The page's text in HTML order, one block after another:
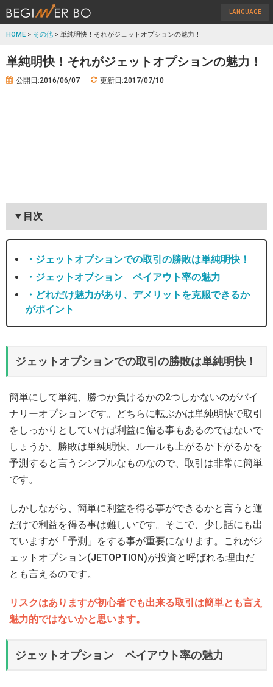
LANGUAGE
HOME > その他 > 単純明快！それがジェットオプションの魅力！
単純明快！それがジェットオプションの魅力！
公開日:2016/06/07 更新日:2017/07/10
▼目次
・ジェットオプションでの取引の勝敗は単純明快！
・ジェットオプション ペイアウト率の魅力
・どれだけ魅力があり、デメリットを克服できるか
がポイント
ジェットオプションでの取引の勝敗は単純明快！
簡単にして単純、勝つか負けるかの2つしかないのがバイ
ナリーオプションです。どちらに転ぶかは単純明快で取引
をしっかりとしていけば利益に偏る事もあるのではないで
しょうか。勝敗は単純明快、ルールも上がるか下がるかを
予測すると言うシンプルなものなので、取引は非常に簡単
です。
しかしながら、簡単に利益を得る事ができるかと言うと運
だけで利益を得る事は難しいです。そこで、少し話にも出
ていますが「予測」をする事が重要になります。これがジ
ェットオプション(JETOPTION)が投資と呼ばれる理由だ
とも言えるのです。
リスクはありますが初心者でも出来る取引は簡単とも言え
魅力的ではないかと思います。
ジェットオプション ペイアウト率の魅力